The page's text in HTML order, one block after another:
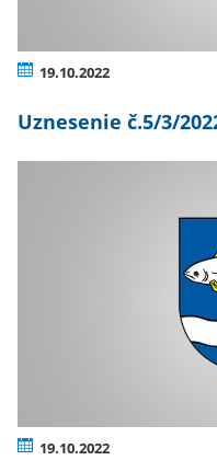
19.10.2022
Uznesenie č.5/3/
19.10.2022